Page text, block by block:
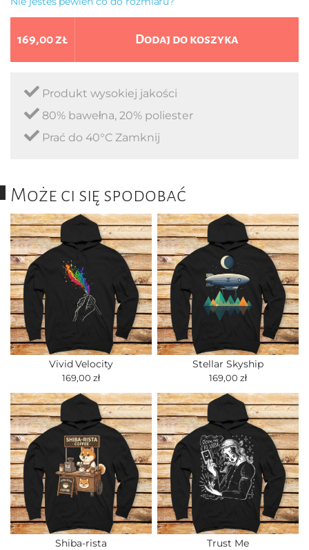
169,00 zł Dodaj do koszyka
Produkt wysokiej jakości
80% bawełna, 20% poliester
Prać do 40°C Zamknij
Może ci się spodobać
Vivid Velocity
169,00 zł
Stellar Skyship
169,00 zł
Shiba-rista Trust Me